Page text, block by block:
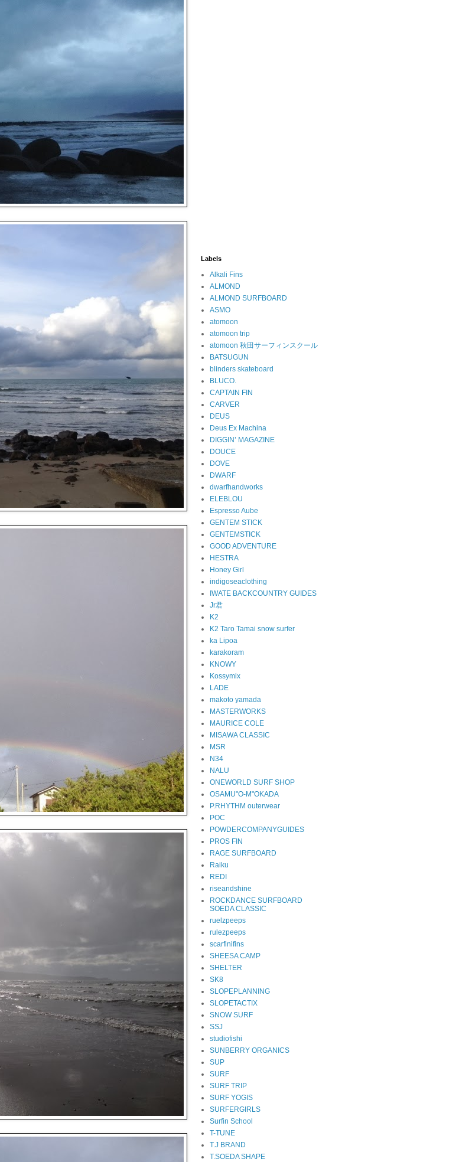
Labels
Alkali Fins
ALMOND
ALMOND SURFBOARD
ASMO
atomoon
atomoon trip
atomoon 秋田サーフィンスクール
BATSUGUN
blinders skateboard
BLUCO.
CAPTAIN FIN
CARVER
DEUS
Deus Ex Machina
DIGGIN’ MAGAZINE
DOUCE
DOVE
DWARF
dwarfhandworks
ELEBLOU
Espresso Aube
GENTEM STICK
GENTEMSTICK
GOOD ADVENTURE
HESTRA
Honey Girl
indigoseaclothing
IWATE BACKCOUNTRY GUIDES
Jr君
K2
K2 Taro Tamai snow surfer
ka Lipoa
karakoram
KNOWY
Kossymix
LADE
makoto yamada
MASTERWORKS
MAURICE COLE
MISAWA CLASSIC
MSR
N34
NALU
ONEWORLD SURF SHOP
OSAMU"O-M"OKADA
P.RHYTHM outerwear
POC
POWDERCOMPANYGUIDES
PROS FIN
RAGE SURFBOARD
Raiku
REDI
riseandshine
ROCKDANCE SURFBOARD
SOEDA CLASSIC
ruelzpeeps
rulezpeeps
scarfinifins
SHEESA CAMP
SHELTER
SK8
SLOPEPLANNING
SLOPETACTIX
SNOW SURF
SSJ
studiofishi
SUNBERRY ORGANICS
SUP
SURF
SURF TRIP
SURF YOGIS
SURFERGIRLS
Surfin School
T-TUNE
T.J BRAND
T.SOEDA SHAPE